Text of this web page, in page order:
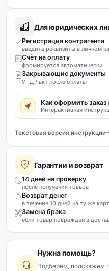
Для юридических
Регистрация контрагента
введите реквизиты в личном
Счёт на оплату
формируется автоматически
Закрывающие документы
УПД / акт после оплаты
Как оформить
Интерактивная
Текстовая версия инструкции
Гарантии и возврат
14 дней на проверку
после получения товара
Возврат денег
в течение 10 дней на ту же
Замена брака
если товар повреждён в
Нужна помощь?
Подберем, подскажем